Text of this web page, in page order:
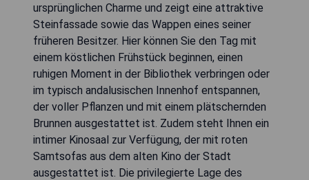
ursprünglichen Charme und zeigt eine attraktive
Steinfassade sowie das Wappen eines seiner
früheren Besitzer. Hier können Sie den Tag mit
einem köstlichen Frühstück beginnen, einen
ruhigen Moment in der Bibliothek verbringen oder
im typisch andalusischen Innenhof entspannen,
der voller Pflanzen und mit einem plätschernden
Brunnen ausgestattet ist. Zudem steht Ihnen ein
intimer Kinosaal zur Verfügung, der mit roten
Samtsofas aus dem alten Kino der Stadt
ausgestattet ist. Die privilegierte Lage des